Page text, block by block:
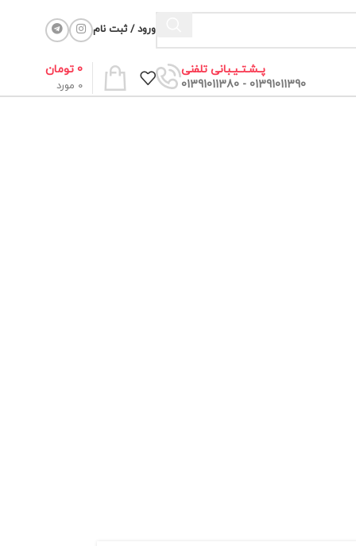
ورود / ثبت نام
پـشـتـیـبانی تلفنی
01391011390 - 01391011380
0 مورد
0 تومان